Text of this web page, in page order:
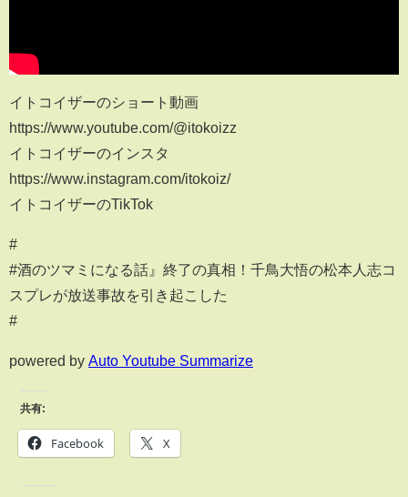
イトコイザーのショート動画
https://www.youtube.com/@itokoizz
イトコイザーのインスタ
https://www.instagram.com/itokoiz/
イトコイザーのTikTok
#
#酒のツマミになる話』終了の真相！千鳥大悟の松本人志コ
スプレが放送事故を引き起こした
#
powered by Auto Youtube Summarize
共有:
Facebook X